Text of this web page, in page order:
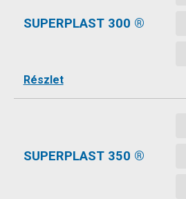
SUPERPLAST 300 ®
Részlet
SUPERPLAST 350 ®